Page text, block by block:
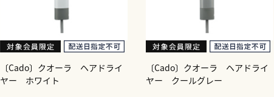
〔Cado〕クオーラ ヘアドライ
ヤー ホワイト
〔Cado〕クオーラ ヘアドライ
ヤー クールグレー